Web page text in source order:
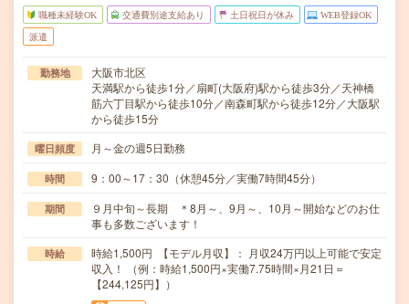
職種未経験OK 交通費別途支給あり 土日祝日が休み WEB登録OK
派遣
勤務地
大阪市北区
天満駅から徒歩1分／扇町(大阪府)駅から徒歩3分／天神橋
筋六丁目駅から徒歩10分／南森町駅から徒歩12分／大阪駅
から徒歩15分
曜日頻度 月～金の週5日勤務
時間 9：00～17：30（休憩45分／実働7時間45分）
期間
９月中旬～長期 ＊8月～、9月～、10月～開始などのお仕
事も多数ございます！
時給
時給1,500円 【モデル月収】： 月収24万円以上可能で安定
収入！ （例：時給1,500円×実働7.75時間×月21日＝
【244,125円】）